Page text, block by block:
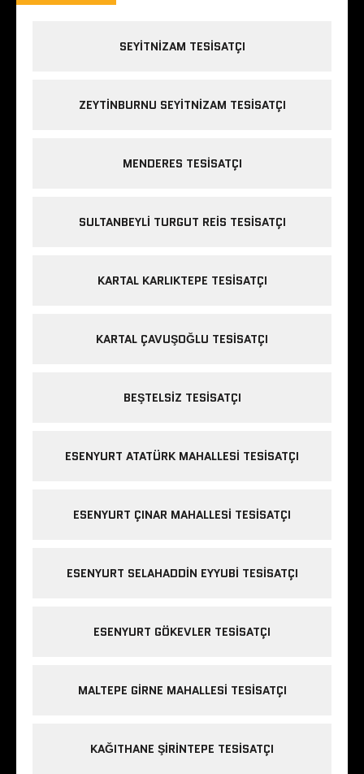
SEYITNIZAM TESISATÇI
ZEYTINBURNU SEYITNIZAM TESISATÇI
MENDERES TESISATÇI
SULTANBEYLI TURGUT REIS TESISATÇI
KARTAL KARLIKTEPE TESISATÇI
KARTAL ÇAVUŞOĞLU TESISATÇI
BEŞTELSIZ TESISATÇI
ESENYURT ATATÜRK MAHALLESI TESISATÇI
ESENYURT ÇINAR MAHALLESI TESISATÇI
ESENYURT SELAHADDIN EYYUBI TESISATÇI
ESENYURT GÖKEVLER TESISATÇI
MALTEPE GIRNE MAHALLESI TESISATÇI
KAĞITHANE ŞIRINTEPE TESISATÇI